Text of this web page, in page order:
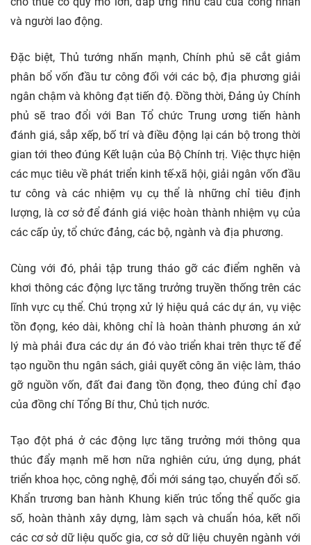
và người lao động.
Đặc biệt, Thủ tướng nhấn mạnh, Chính phủ sẽ cắt giảm
phân bổ vốn đầu tư công đối với các bộ, địa phương giải
ngân chậm và không đạt tiến độ. Đồng thời, Đảng ủy Chính
phủ sẽ trao đổi với Ban Tổ chức Trung ương tiến hành
đánh giá, sắp xếp, bố trí và điều động lại cán bộ trong thời
gian tới theo đúng Kết luận của Bộ Chính trị. Việc thực hiện
các mục tiêu về phát triển kinh tế-xã hội, giải ngân vốn đầu
tư công và các nhiệm vụ cụ thể là những chỉ tiêu định
lượng, là cơ sở để đánh giá việc hoàn thành nhiệm vụ của
các cấp ủy, tổ chức đảng, các bộ, ngành và địa phương.
Cùng với đó, phải tập trung tháo gỡ các điểm nghẽn và
khơi thông các động lực tăng trưởng truyền thống trên các
lĩnh vực cụ thể. Chú trọng xử lý hiệu quả các dự án, vụ việc
tồn đọng, kéo dài, không chỉ là hoàn thành phương án xử
lý mà phải đưa các dự án đó vào triển khai trên thực tế để
tạo nguồn thu ngân sách, giải quyết công ăn việc làm, tháo
gỡ nguồn vốn, đất đai đang tồn đọng, theo đúng chỉ đạo
của đồng chí Tổng Bí thư, Chủ tịch nước.
Tạo đột phá ở các động lực tăng trưởng mới thông qua
thúc đẩy mạnh mẽ hơn nữa nghiên cứu, ứng dụng, phát
triển khoa học, công nghệ, đổi mới sáng tạo, chuyển đổi số.
Khẩn trương ban hành Khung kiến trúc tổng thể quốc gia
số, hoàn thành xây dựng, làm sạch và chuẩn hóa, kết nối
các cơ sở dữ liệu quốc gia, cơ sở dữ liệu chuyên ngành với